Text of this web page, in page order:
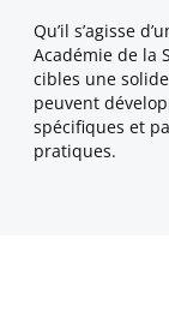
Qu’il s’agisse
Académie de la
cibles une
peuvent
spécifiques et
pratiques.